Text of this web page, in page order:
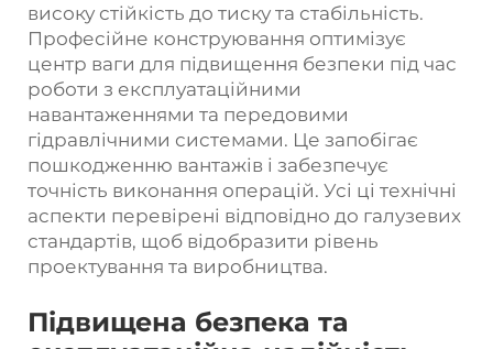
високу стійкість до тиску та стабільність.
Професійне конструювання оптимізує
центр ваги для підвищення безпеки під час
роботи з експлуатаційними
навантаженнями та передовими
гідравлічними системами. Це запобігає
пошкодженню вантажів і забезпечує
точність виконання операцій. Усі ці технічні
аспекти перевірені відповідно до галузевих
стандартів, щоб відобразити рівень
проектування та виробництва.
Підвищена безпека та